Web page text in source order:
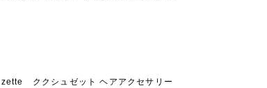
ククシュゼット ヘアアクセサリー